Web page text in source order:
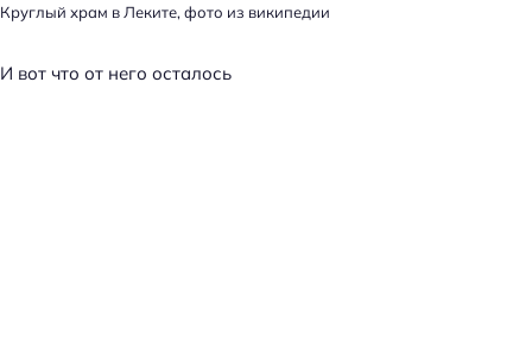
Круглый храм в Леките, фото из википедии
И вот что от него осталось